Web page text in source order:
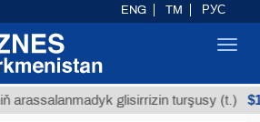
glisirrizin turşusy (t.)
ENG TM РУС